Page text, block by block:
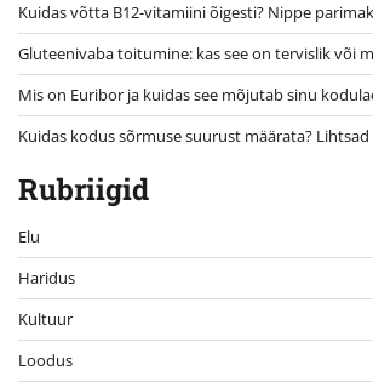
Kuidas võtta B12-vitamiini õigesti? Nippe
Gluteenivaba toitumine: kas see on tervislik või
Mis on Euribor ja kuidas see mõjutab sinu
Kuidas kodus sõrmuse suurust määrata?
Rubriigid
Elu
Haridus
Kultuur
Loodus